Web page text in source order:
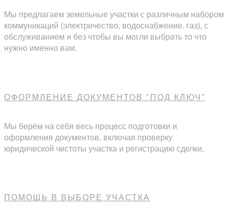
Мы предлагаем земельные участки с различным набором
коммуникаций (электричество, водоснабжение. газ), с
обслуживанием и без чтобы вы могли выбрать то что
нужно именно вам.
ОФОРМЛЕНИЕ ДОКУМЕНТОВ "ПОД КЛЮЧ"
Мы берём на себя весь процесс подготовки и
оформления документов, включая проверку
юридической чистоты участка и регистрацию сделки.
ПОМОЩЬ В ВЫБОРЕ УЧАСТКА